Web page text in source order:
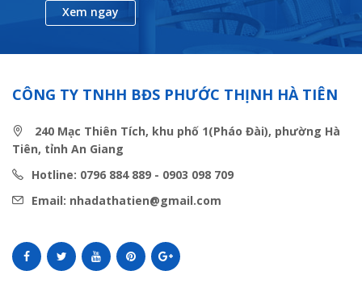
Xem ngay
CÔNG TY TNHH BĐS PHƯỚC THỊNH HÀ TIÊN
240 Mạc Thiên Tích, khu phố 1(Pháo Đài), phường Hà
Tiên, tỉnh An Giang
Hotline: 0796 884 889 - 0903 098 709
Email: nhadathatien@gmail.com